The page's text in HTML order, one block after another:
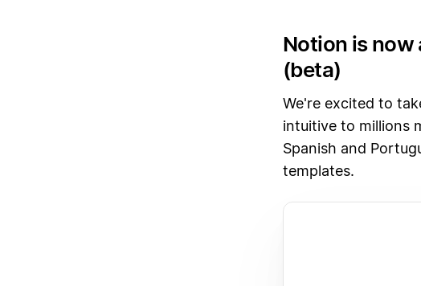
Notion is now
(beta)
We're excited to
intuitive to millions
Spanish and
templates.